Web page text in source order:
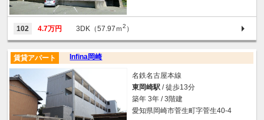
102 4.7万円 3DK（57.97ｍ2 ）
Infina岡崎
賃貸アパート
名鉄名古屋本線
東岡崎駅 / 徒歩13分
築年 3年 / 3階建
愛知県岡崎市菅生町字菅生40-4